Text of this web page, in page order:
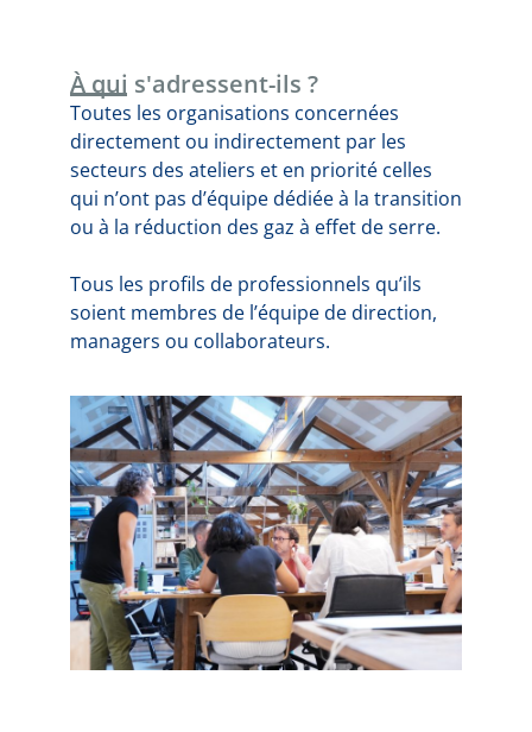
À qui s'adressent-ils ?
Toutes les organisations concernées
directement ou indirectement par les
secteurs des ateliers et en priorité celles
qui n’ont pas d’équipe dédiée à la transition
ou à la réduction des gaz à effet de serre.
Tous les profils de professionnels qu’ils
soient membres de l’équipe de direction,
managers ou collaborateurs.